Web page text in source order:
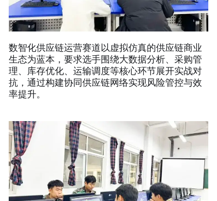
数智化供应链运营赛道以虚拟仿真的供应链商业
生态为蓝本，要求选手围绕大数据分析、采购管
理、库存优化、运输调度等核心环节展开实战对
抗，通过构建协同供应链网络实现风险管控与效
率提升。